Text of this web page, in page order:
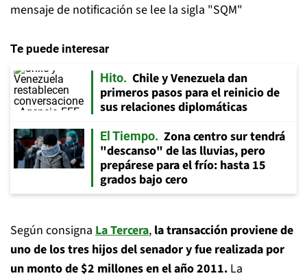
mensaje de notificación se lee la sigla "SQM"
Te puede interesar
Hito
Chile y Venezuela dan
primeros pasos para el reinicio de
sus relaciones diplomáticas
El Tiempo
Zona centro sur tendrá
"descanso" de las lluvias, pero
prepárese para el frío: hasta 15
grados bajo cero
Según consigna La Tercera, la transacción proviene de
uno de los tres hijos del senador y fue realizada por
un monto de $2 millones en el año 2011. La